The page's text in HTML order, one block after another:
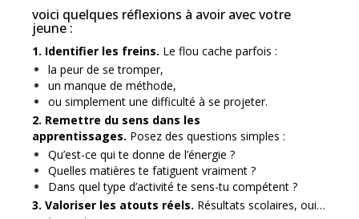
voici quelques réflexions à avoir avec votre
jeune :
1. Identifier les freins. Le flou cache parfois :
la peur de se tromper,
un manque de méthode,
ou simplement une difficulté à se projeter.
2. Remettre du sens dans les
apprentissages. Posez des questions simples :
Qu’est-ce qui te donne de l’énergie ?
Quelles matières te fatiguent vraiment ?
Dans quel type d’activité te sens-tu compétent ?
3. Valoriser les atouts réels. Résultats scolaires, oui…